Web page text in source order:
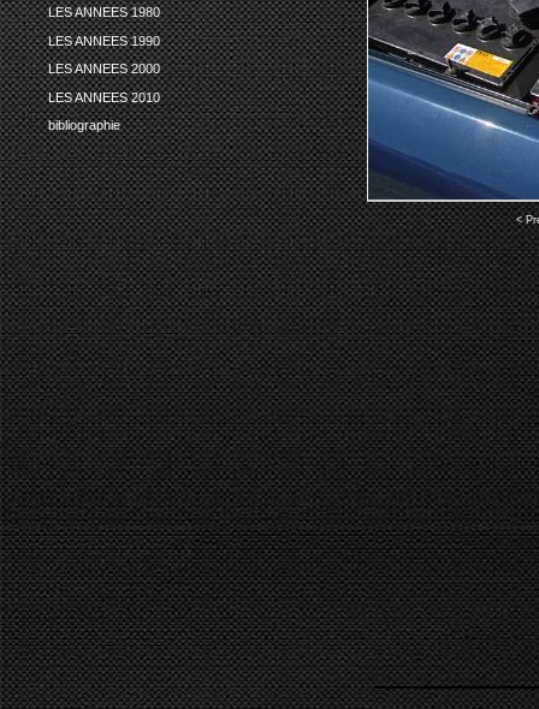
LES ANNEES 1980
LES ANNEES 1990
LES ANNEES 2000
LES ANNEES 2010
bibliographie
<